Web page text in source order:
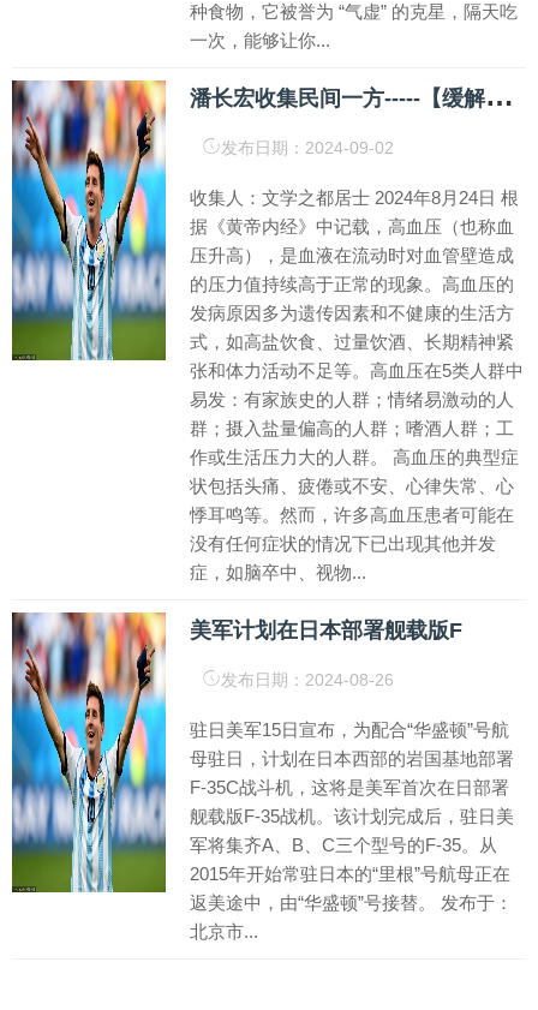
种食物，它被誉为 “气虚” 的克星，隔天吃
一次，能够让你...
潘
长宏收集民间一方-----【缓解高血压】
发布日期：2024-09-02
收集人：文学之都居士 2024年8月24日 根
据《黄帝内经》中记载，高血压（也称血
压升高），是血液在流动时对血管壁造成
的压力值持续高于正常的现象。高血压的
发病原因多为遗传因素和不健康的生活方
式，如高盐饮食、过量饮酒、长期精神紧
张和体力活动不足等。高血压在5类人群中
易发：有家族史的人群；情绪易激动的人
群；摄入盐量偏高的人群；嗜酒人群；工
作或生活压力大的人群。 高血压的典型症
状包括头痛、疲倦或不安、心律失常、心
悸耳鸣等。然而，许多高血压患者可能在
没有任何症状的情况下已出现其他并发
症，如脑卒中、视物...
美军计划在日本部署舰载版F
发布日期：2024-08-26
驻日美军15日宣布，为配合“华盛顿”号航
母驻日，计划在日本西部的岩国基地部署
F-35C战斗机，这将是美军首次在日部署
舰载版F-35战机。该计划完成后，驻日美
军将集齐A、B、C三个型号的F-35。从
2015年开始常驻日本的“里根”号航母正在
返美途中，由“华盛顿”号接替。 发布于：
北京市...